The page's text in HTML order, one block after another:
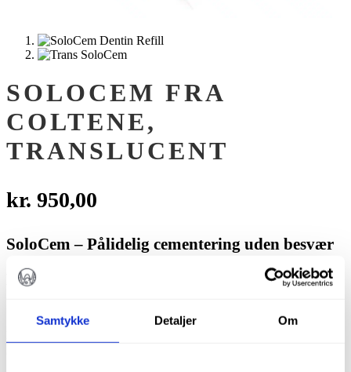
Samtykke Detaljer Om
SOLOCEM FRA
COLTENE,
TRANSLUCENT
kr. 950,00
SoloCem – Pålidelig cementering uden besvær
Enkel, hurtig og ekstremt stærk
Spar tid på klinikken uden at gå på kompromis
med holdbarheden.
SoloCem